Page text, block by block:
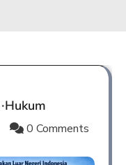
Hukum
0 Comments